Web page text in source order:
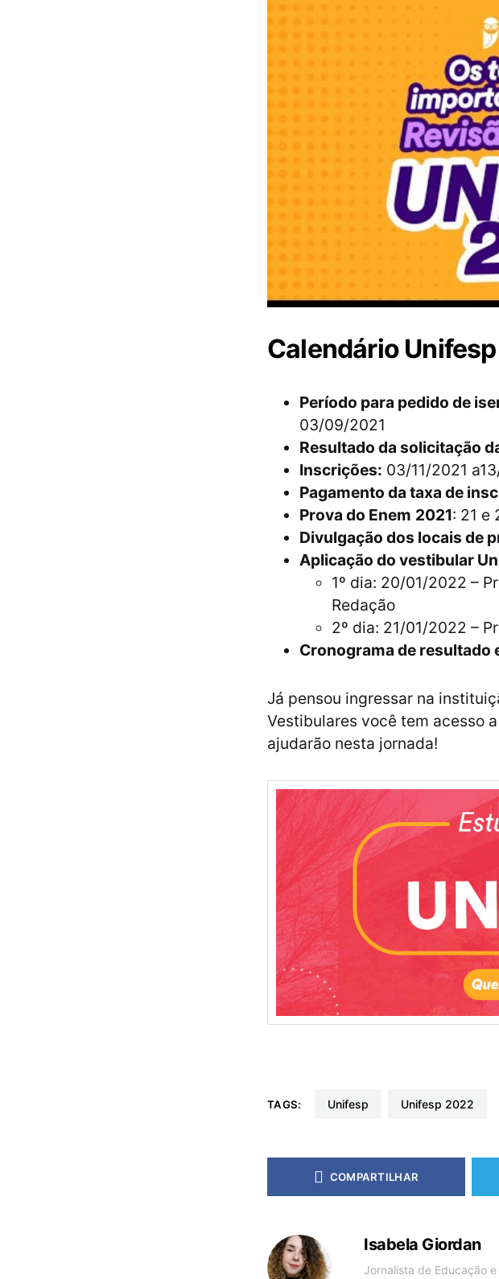
Calendário
Período para pedido de
03/09/2021
Resultado da solicitação
Inscrições: 03/11/2021
Pagamento da taxa de
Prova do Enem 2021: 21 e
Divulgação dos locais de
Aplicação do vestibular
1º dia: 20/01/2022 –
Redação
2º dia: 21/01/2022 –
Cronograma de resultado
Já pensou ingressar na
Vestibulares você tem acesso
ajudarão nesta jornada!
TAGS: unifesp unifesp 2022
COMPARTILHAR
Isabela Giordan
Jornalista de Educação